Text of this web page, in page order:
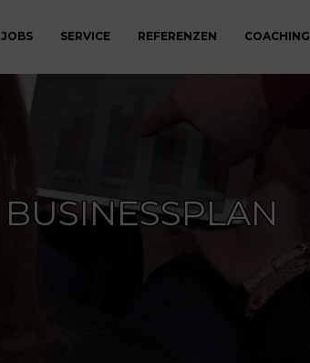
JOBS SERVICE REFERENZEN COACHING
BUSINESSPLAN